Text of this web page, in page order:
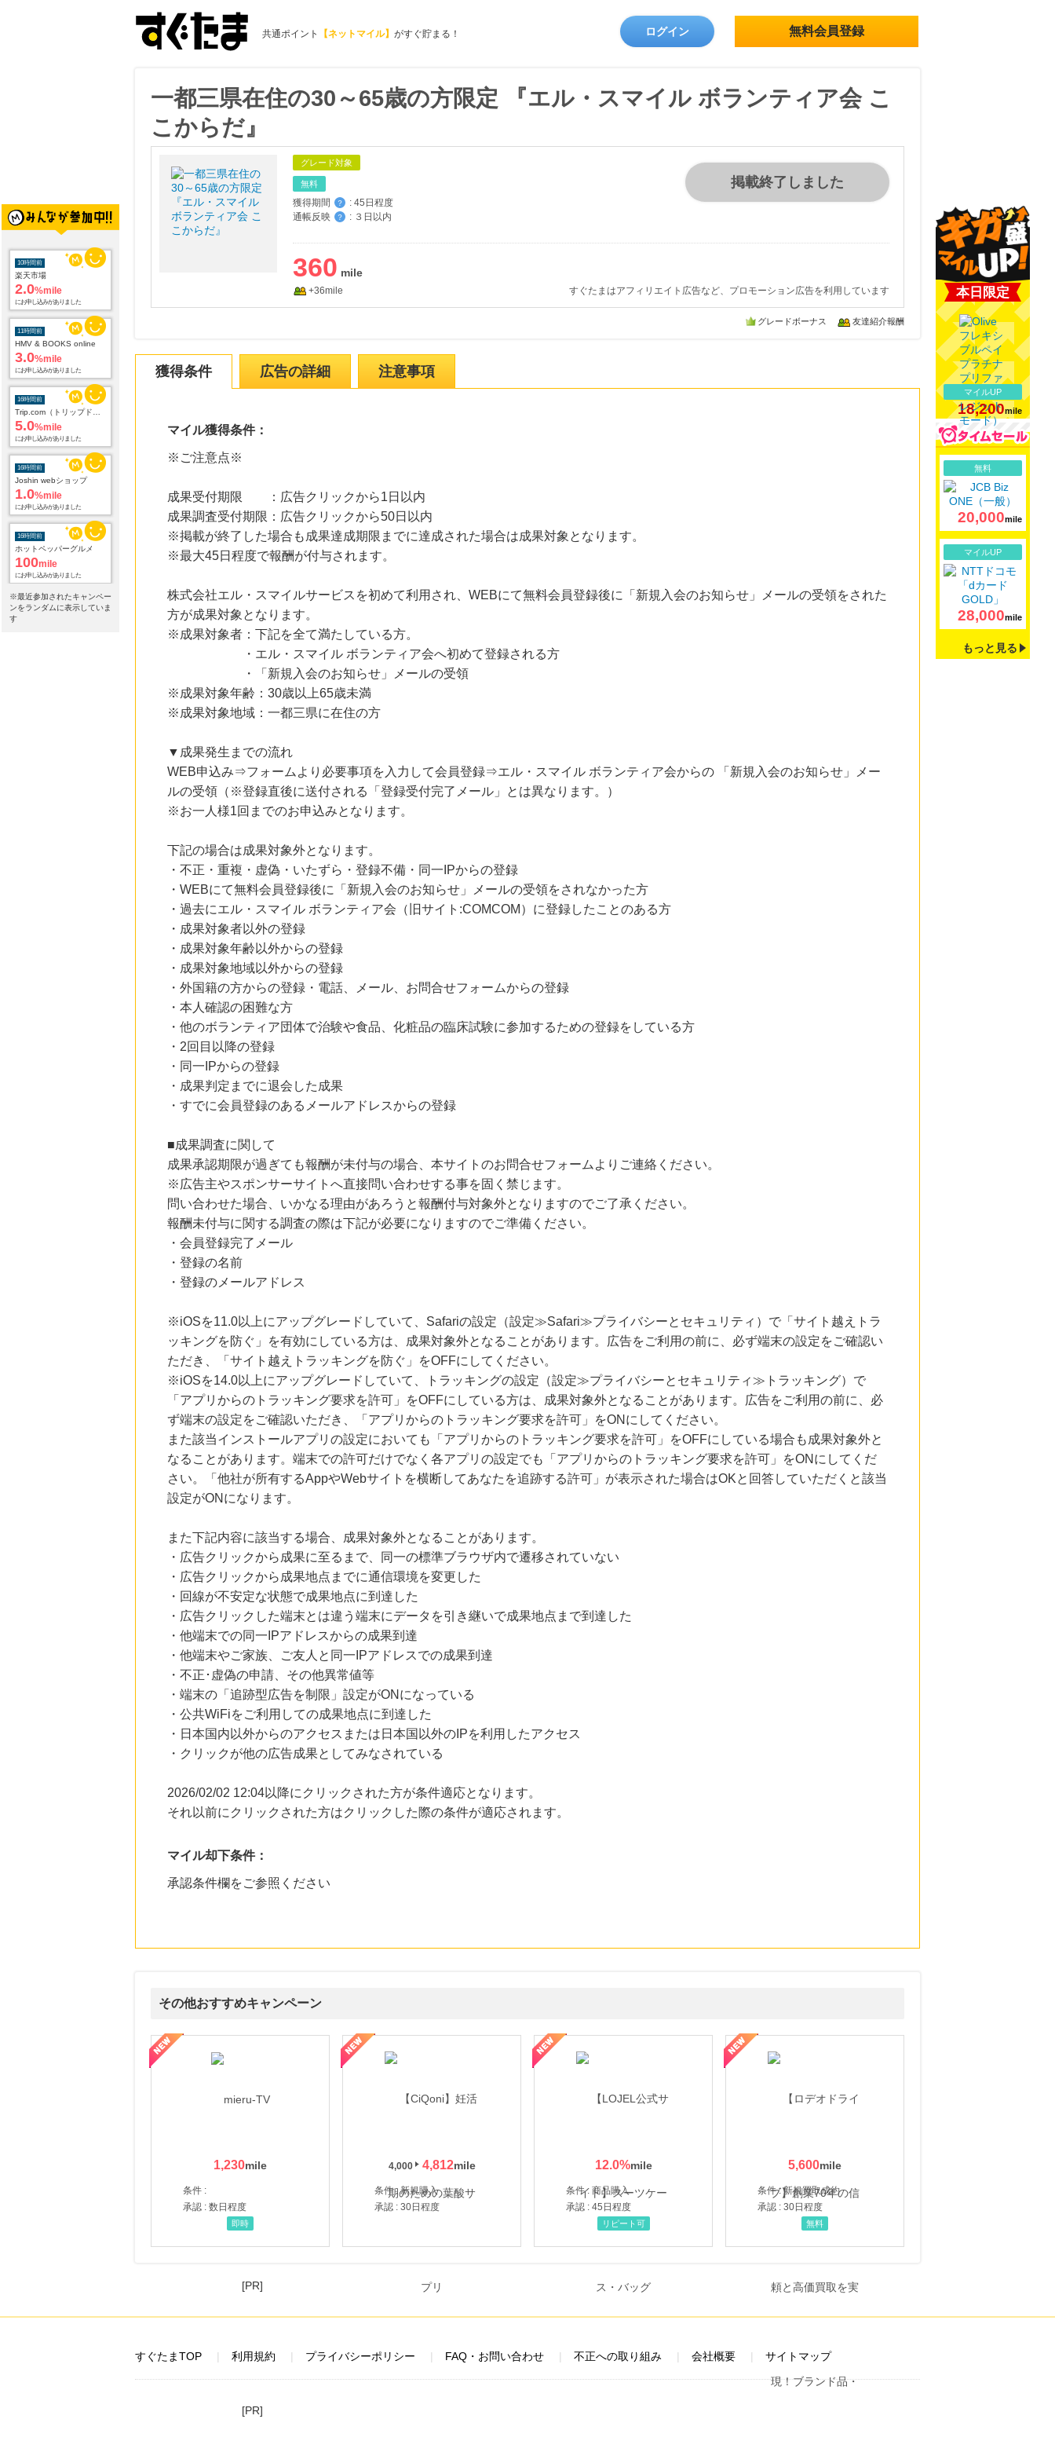
共通ポイント 【ネットマイル】 がすぐ貯まる！ ログイン 無料会員登録
楽天市場
2.0 %mile
にお申し込みがありました
11時間前
HMV & BOOKS online
3.0%mile
にお申し込みがありました
16時間前
Trip.com（トリップドットコム）ホテル
5.0%mile
にお申し込みがありました
16時間前
Joshin webショップ
1.0%mile
にお申し込みがありました
16時間前
ホットペッパーグルメ
100mile
にお申し込みがありました
16時間前
2.0%mile
にお申し込みがありました
18時間前
楽天インサイト
※最近参加されたキャンペー
ンをランダムに表示していま
す
一都三県在住の30～65歳の方限定 『エル・スマイル ボランティア会 こ
こからだ』
グレード対象
無料
獲得期間 ？ : 45日程度
通帳反映
？ : ３日以内
掲載終了しました
360
+36mile すぐたまはアフィリエイト広告など、プロモーション広告を利用しています
グレードボーナス 友達紹介報酬
獲得条件 広告の詳細 注意事項
マイル獲得条件：
※ご注意点※
成果受付期限 ：広告クリックから1日以内
成果調査受付期限：広告クリックから50日以内
※掲載が終了した場合も成果達成期限までに達成された場合は成果対象となります。
※最大45日程度で報酬が付与されます。
株式会社エル・スマイルサービスを初めて利用され、WEBにて無料会員登録後に「新規入会のお知らせ」メールの受領をされた
方が成果対象となります。
※成果対象者：下記を全て満たしている方。
・エル・スマイル ボランティア会へ初めて登録される方
・「新規入会のお知らせ」メールの受領
※成果対象年齢：30歳以上65歳未満
※成果対象地域：一都三県に在住の方
▼成果発生までの流れ
WEB申込み⇒フォームより必要事項を入力して会員登録⇒エル・スマイル ボランティア会からの 「新規入会のお知らせ」メー
ルの受領（※登録直後に送付される「登録受付完了メール」とは異なります。）
※お一人様1回までのお申込みとなります。
下記の場合は成果対象外となります。
・不正・重複・虚偽・いたずら・登録不備・同一IPからの登録
・WEBにて無料会員登録後に「新規入会のお知らせ」メールの受領をされなかった方
・過去にエル・スマイル ボランティア会（旧サイト:COMCOM）に登録したことのある方
・成果対象者以外の登録
・成果対象年齢以外からの登録
・成果対象地域以外からの登録
・外国籍の方からの登録・電話、メール、お問合せフォームからの登録
・本人確認の困難な方
・他のボランティア団体で治験や食品、化粧品の臨床試験に参加するための登録をしている方
・2回目以降の登録
・同一IPからの登録
・成果判定までに退会した成果
・すでに会員登録のあるメールアドレスからの登録
■成果調査に関して
成果承認期限が過ぎても報酬が未付与の場合、本サイトのお問合せフォームよりご連絡ください。
※広告主やスポンサーサイトへ直接問い合わせする事を固く禁じます。
問い合わせた場合、いかなる理由があろうと報酬付与対象外となりますのでご了承ください。
報酬未付与に関する調査の際は下記が必要になりますのでご準備ください。
・会員登録完了メール
・登録の名前
・登録のメールアドレス
※iOSを11.0以上にアップグレードしていて、Safariの設定（設定≫Safari≫プライバシーとセキュリティ）で「サイト越えトラ
ッキングを防ぐ」を有効にしている方は、成果対象外となることがあります。広告をご利用の前に、必ず端末の設定をご確認い
ただき、「サイト越えトラッキングを防ぐ」をOFFにしてください。
※iOSを14.0以上にアップグレードしていて、トラッキングの設定（設定≫プライバシーとセキュリティ≫トラッキング）で
「アプリからのトラッキング要求を許可」をOFFにしている方は、成果対象外となることがあります。広告をご利用の前に、必
ず端末の設定をご確認いただき、「アプリからのトラッキング要求を許可」をONにしてください。
また該当インストールアプリの設定においても「アプリからのトラッキング要求を許可」をOFFにしている場合も成果対象外と
なることがあります。端末での許可だけでなく各アプリの設定でも「アプリからのトラッキング要求を許可」をONにしてくだ
さい。「他社が所有するAppやWebサイトを横断してあなたを追跡する許可」が表示された場合はOKと回答していただくと該当
設定がONになります。
また下記内容に該当する場合、成果対象外となることがあります。
・広告クリックから成果に至るまで、同一の標準ブラウザ内で遷移されていない
・広告クリックから成果地点までに通信環境を変更した
・回線が不安定な状態で成果地点に到達した
・広告クリックした端末とは違う端末にデータを引き継いで成果地点まで到達した
・他端末での同一IPアドレスからの成果到達
・他端末やご家族、ご友人と同一IPアドレスでの成果到達
・不正･虚偽の申請、その他異常値等
・端末の「追跡型広告を制限」設定がONになっている
・公共WiFiをご利用しての成果地点に到達した
・日本国内以外からのアクセスまたは日本国以外のIPを利用したアクセス
・クリックが他の広告成果としてみなされている
2026/02/02 12:04以降にクリックされた方が条件適応となります。
それ以前にクリックされた方はクリックした際の条件が適応されます。
マイル却下条件：
承認条件欄をご参照ください
その他おすすめキャンペーン
1,230
条件 :
承認 : 数日程度
即時
4,000 4,812
条件 : 新規購入
承認 : 30日程度
12.0%
条件 : 商品購入
承認 : 45日程度
【LOJEL公式サイト】スーツケース・バッグ
リピート可
5,600
条件 : 新規買取成約
承認 : 30日程度
【ロデオドライブ】創業70年の信頼と高価買取を実現！ブランド品・貴金属の無料査定
無料
本日限定
マイルUP
18,200mile
無料
20,000mile
マイルUP
28,000mile
もっと見る
[PR]
すぐたまTOP 利用規約 プライバシーポリシー FAQ・お問い合わせ 不正への取り組み 会社概要 サイトマップ
[PR]